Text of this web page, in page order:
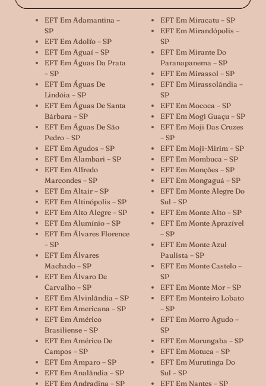
EFT Em Adamantina –
SP
EFT Em Adolfo – SP
EFT Em Aguaí – SP
EFT Em Águas Da Prata
– SP
EFT Em Águas De
Lindóia – SP
EFT Em Águas De Santa
Bárbara – SP
EFT Em Águas De São
Pedro – SP
EFT Em Agudos – SP
EFT Em Alambari – SP
EFT Em Alfredo
Marcondes – SP
EFT Em Altair – SP
EFT Em Altinópolis – SP
EFT Em Alto Alegre – SP
EFT Em Alumínio – SP
EFT Em Álvares Florence
– SP
EFT Em Álvares
Machado – SP
EFT Em Álvaro De
Carvalho – SP
EFT Em Alvinlândia – SP
EFT Em Americana – SP
EFT Em Américo
Brasiliense – SP
EFT Em Américo De
Campos – SP
EFT Em Amparo – SP
EFT Em Analândia – SP
EFT Em Andradina – SP
EFT Em Miracatu – SP
EFT Em Mirandópolis –
SP
EFT Em Mirante Do
Paranapanema – SP
EFT Em Mirassol – SP
EFT Em Mirassolândia –
SP
EFT Em Mococa – SP
EFT Em Mogi Guaçu – SP
EFT Em Moji Das Cruzes
– SP
EFT Em Moji-Mirim – SP
EFT Em Mombuca – SP
EFT Em Monções – SP
EFT Em Mongaguá – SP
EFT Em Monte Alegre Do
Sul – SP
EFT Em Monte Alto – SP
EFT Em Monte Aprazível
– SP
EFT Em Monte Azul
Paulista – SP
EFT Em Monte Castelo –
SP
EFT Em Monte Mor – SP
EFT Em Monteiro Lobato
– SP
EFT Em Morro Agudo –
SP
EFT Em Morungaba – SP
EFT Em Motuca – SP
EFT Em Murutinga Do
Sul – SP
EFT Em Nantes – SP